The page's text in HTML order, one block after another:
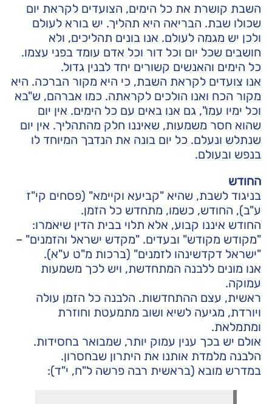
השבת קושרת את כל הימים, הצועדים לקראת יום
שכולו שבת. הבריאה היא תהליך. יש בורא לעולם
ולכן יש מגמה לעולם. אנו בונים תהליכים, ולא
חושבים שכל יום וכל דור וכל אדם עומד בפני עצמו.
כל הימים והאנשים קשורים יחד לבנין גדול.
אנו צועדים לקראת השבת, כי היא מקור הברכה. היא
מקור הכח ואנו הולכים לקראתה. כמו אברהם, ש"בא
וכל ימיו עמו", גם אנו באים עם כל הימים. אין יום
שהוא חסר משמעות, שאיננו חלק מהתהליך. אין יום
שנתלש ונעלם. כל יום בונה את הנדבך המיוחד לו
בנפש ובעולם.
החודש
בניגוד לשבת, שהיא "קביעא וקיימא" (פסחים קי"ז
ע"ב), החודש, כשמו, מתחדש כל הזמן.
החודש איננו קבוע, אלא תלוי בבית הדין שיאמרו:
"מקודש מקודש" ובעדים. "מקדש ישראל והזמנים" –
"ישראל דקדשינהו לזמנים" (ברכות מ"ט ע"א).
אנו מונים ללבנה המתחדשת, ויש לכך משמעות
עמוקה.
ראשית, עצם ההתחדשות. הלבנה כל הזמן עולה
ויורדת, מגיעה לשיא ושוב מתמעטת וחוזרת
ומתמלאת.
אולם יש בכך ענין עמוק יותר, שמבואר בחסידות.
הלבנה מלמדת אותנו את היתרון שבחסרון.
במדרש מובא (בראשית רבה פרשה ל"ח, י"ד):